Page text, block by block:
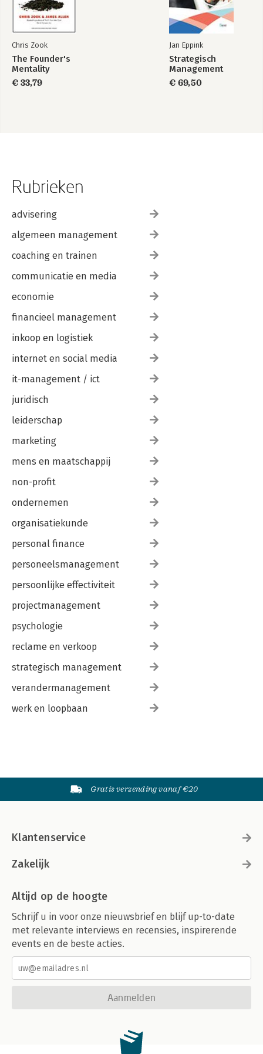
10 Orchestration of Corporate Effectuation
10.1 Introduction
10.2 A survey of the relevant organizational components
10.3 Corporate Effectuation Business Program
11 The De Beukelaar Groep story
Epilogue: After all?
Literature
Chris Zook
The Founder's
Mentality
€ 33,79
Jan Eppink
Strategisch
Management
€ 69,50
Rubrieken
advisering
algemeen management
coaching en trainen
communicatie en media
economie
financieel management
inkoop en logistiek
internet en social media
it-management / ict
juridisch
leiderschap
marketing
mens en maatschappij
non-profit
ondernemen
organisatiekunde
personal finance
personeelsmanagement
persoonlijke effectiviteit
projectmanagement
psychologie
reclame en verkoop
strategisch management
verandermanagement
werk en loopbaan
Gratis verzending vanaf €20
Klantenservice
Zakelijk
Altijd op de hoogte
Schrijf u in voor onze nieuwsbrief en blijf up-to-date
met relevante interviews en recensies, inspirerende
events en de beste acties.
Aanmelden